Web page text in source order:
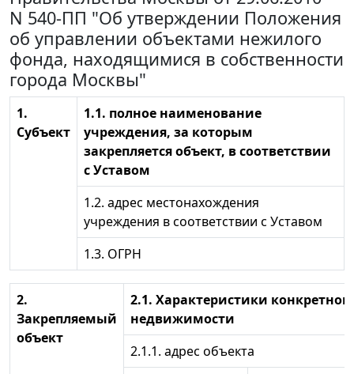
N 540-ПП "Об утверждении Положения
об управлении объектами нежилого
фонда, находящимися в собственности
города Москвы"
1.
Субъект
1.1. полное наименование
учреждения, за которым
закрепляется объект, в соответствии
с Уставом
1.2. адрес местонахождения
учреждения в соответствии с Уставом
1.3. ОГРН
2.
Закрепляемый
объект
2.1. Характеристики
недвижимости
2.1.1. адрес объекта